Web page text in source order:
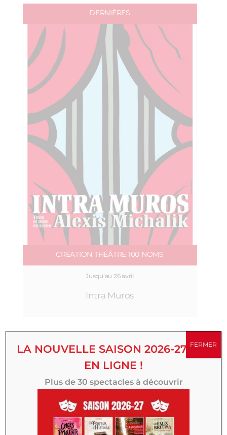
DERNIÈRES
CRÉATION THÉÂTRE 100 NOMS
Jusqu'au 26 avril
Intra Muros
LA NOUVELLE SAISON 2026-27 EST
EN LIGNE !
Plus de 30 spectacles à découvrir
FERMER